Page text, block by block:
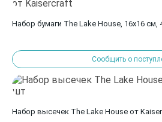
Набор бумаги The Lake House, 16х16
Сообщить о
Набор высечек The Lake House от